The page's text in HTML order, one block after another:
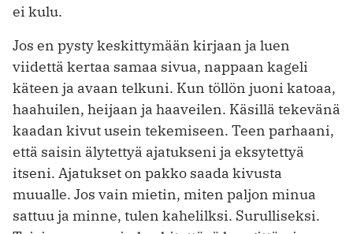
ei kulu.
Jos en pysty keskittymään kirjaan ja luen
viidettä kertaa samaa sivua, nappaan kageli
käteen ja avaan telkuni. Kun töllön juoni katoaa,
haahuilen, heijaan ja haaveilen. Käsillä tekevänä
kaadan kivut usein tekemiseen. Teen parhaani,
että saisin älytettyä ajatukseni ja eksytettyä
itseni. Ajatukset on pakko saada kivusta
muualle. Jos vain mietin, miten paljon minua
sattuu ja minne, tulen kahelilksi. Surulliseksi.